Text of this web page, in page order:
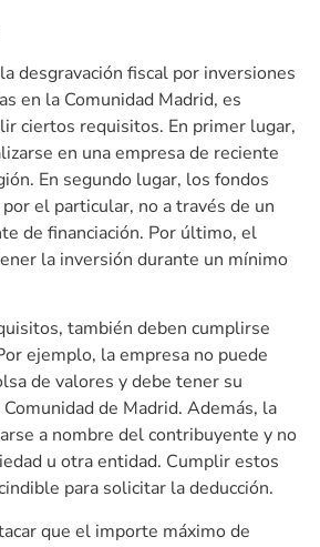
desgravación fiscal por inversiones
en la Comunidad Madrid, es
ciertos requisitos. En primer lugar,
en una empresa de reciente
En segundo lugar, los fondos
el particular, no a través de un
de financiación. Por último, el
la inversión durante un mínimo
también deben cumplirse
ejemplo, la empresa no puede
de valores y debe tener su
de Madrid. Además, la
a nombre del contribuyente y no
u otra entidad. Cumplir estos
para solicitar la deducción.
que el importe máximo de